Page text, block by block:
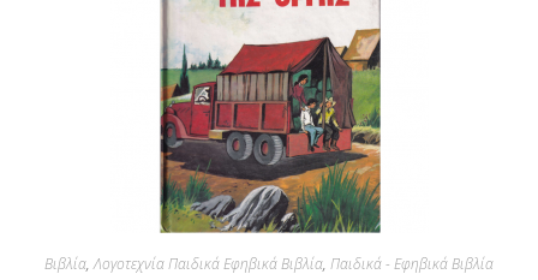
Βιβλία,Λογοτεχνία Παιδικά Εφηβικά Βιβλία, Παιδικά - Εφηβικά Βιβλία